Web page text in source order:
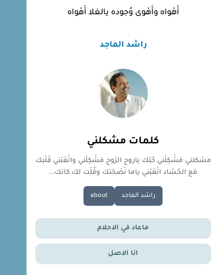
أَهْواه وأَهْوى وُجوده يالغلا أَهْواه
راشد الماجد
كلمات مشكلني
مشكلني مَشْكِلْني حُبّك ياروح الرّوح مَشْكِلْني واتْعَبْني قَلْبك
مَع الحُسّاد اتْعَبْني ياما نَصَحْتك وقُلْت لك كانك...
راشد الماجد about
ماعاد في الاحلام
انا الاصل